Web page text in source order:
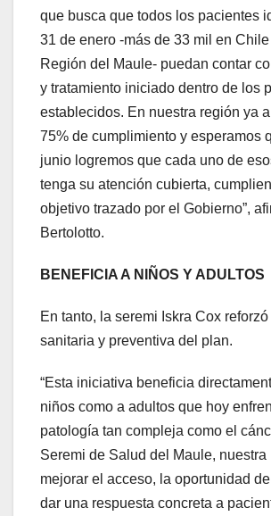
que busca que todos los pacientes
31 de enero -más de 33 mil en
Región del Maule- puedan contar
y tratamiento iniciado dentro de los
establecidos. En nuestra región ya
75% de cumplimiento y esperamos
junio logremos que cada uno de
tenga su atención cubierta,
objetivo trazado por el Gobierno”,
Bertolotto.
BENEFICIA A NIÑOS Y ADULTOS
En tanto, la seremi Iskra Cox
sanitaria y preventiva del plan.
“Esta iniciativa beneficia
niños como a adultos que hoy
patología tan compleja como el
Seremi de Salud del Maule, nuestra
mejorar el acceso, la oportunidad
dar una respuesta concreta a